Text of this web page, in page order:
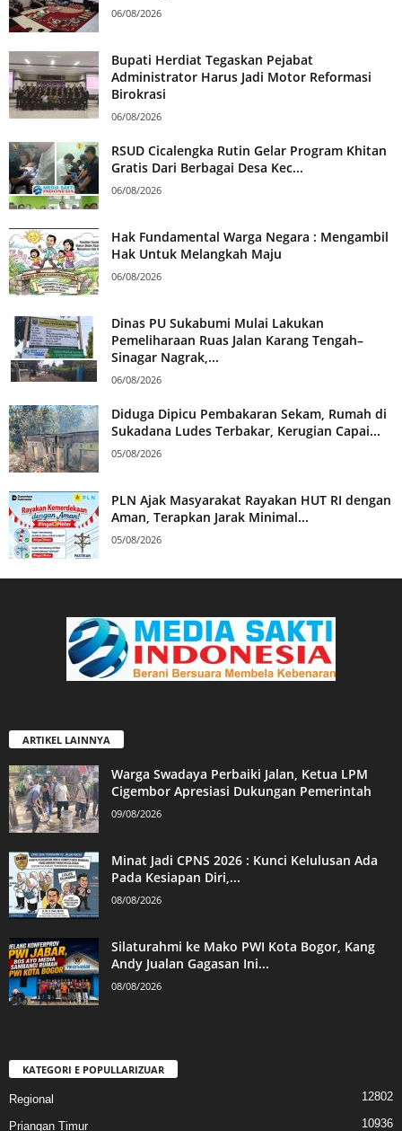
06/08/2026
Bupati Herdiat Tegaskan Pejabat
Administrator Harus Jadi Motor Reformasi
Birokrasi
06/08/2026
RSUD Cicalengka Rutin Gelar Program Khitan
Gratis Dari Berbagai Desa Kec...
06/08/2026
Hak Fundamental Warga Negara : Mengambil
Hak Untuk Melangkah Maju
06/08/2026
Dinas PU Sukabumi Mulai Lakukan
Pemeliharaan Ruas Jalan Karang Tengah–
Sinagar Nagrak,...
06/08/2026
Diduga Dipicu Pembakaran Sekam, Rumah di
Sukadana Ludes Terbakar, Kerugian Capai...
05/08/2026
PLN Ajak Masyarakat Rayakan HUT RI dengan
Aman, Terapkan Jarak Minimal...
05/08/2026
ARTIKEL LAINNYA
Warga Swadaya Perbaiki Jalan, Ketua LPM
Cigembor Apresiasi Dukungan Pemerintah
09/08/2026
Minat Jadi CPNS 2026 : Kunci Kelulusan Ada
Pada Kesiapan Diri,...
08/08/2026
Silaturahmi ke Mako PWI Kota Bogor, Kang
Andy Jualan Gagasan Ini...
08/08/2026
KATEGORI E POPULLARIZUAR
Regional 12802
Priangan Timur 10936